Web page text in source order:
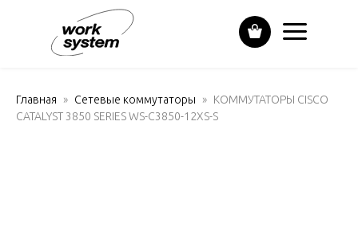
Главная Сетевые коммутаторы
КОММУТАТОРЫ CISCO
CATALYST 3850 SERIES WS-C3850-12XS-S